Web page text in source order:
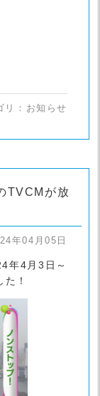
リ： お知らせ
TVCMが放
年04月05日
年4月3日～
！